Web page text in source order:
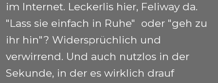
im Internet. Leckerlis hier, Feliway da.
"Lass sie einfach in Ruhe"  oder "geh zu
ihr hin"? Widersprüchlich und
verwirrend. Und auch nutzlos in der
Sekunde, in der es wirklich drauf